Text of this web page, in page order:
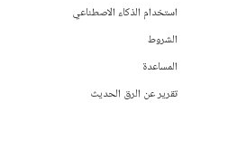
استخدام الذكاء الاصطناعي
الشروط
المساعدة
تقرير عن الرق الحديث